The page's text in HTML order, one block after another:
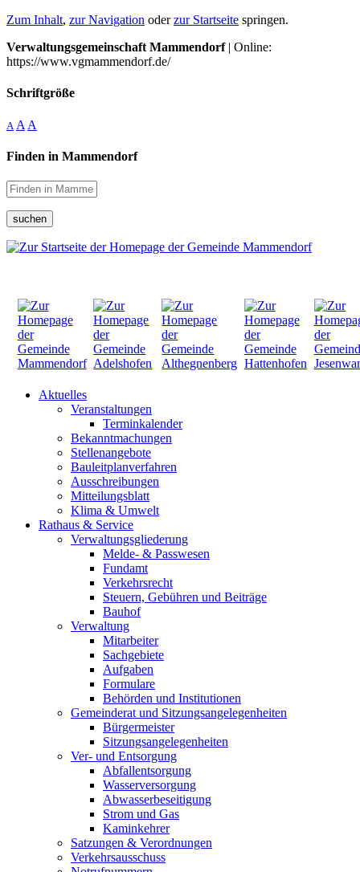
Zum Inhalt, zur Navigation oderzur Startseite springen.
Verwaltungsgemeinschaft Mammendorf| Online:
https://www.vgmammendorf.de/
Schriftgröße
A A A
Finden in Mammendorf
suchen
Aktuelles
Veranstaltungen
Terminkalender
Bekanntmachungen
Stellenangebote
Bauleitplanverfahren
Ausschreibungen
Mitteilungsblatt
Klima & Umwelt
Rathaus & Service
Verwaltungsgliederung
Melde- & Passwesen
Fundamt
Verkehrsrecht
Steuern, Gebühren und Beiträge
Bauhof
Verwaltung
Mitarbeiter
Sachgebiete
Aufgaben
Formulare
Behörden und Institutionen
Gemeinderat und Sitzungsangelegenheiten
Bürgermeister
Sitzungsangelegenheiten
Ver- und Entsorgung
Abfallentsorgung
Wasserversorgung
Abwasserbeseitigung
Strom und Gas
Kaminkehrer
Satzungen & Verordnungen
Verkehrsausschuss